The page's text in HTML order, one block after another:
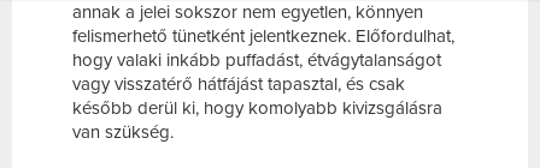
annak a jelei sokszor nem egyetlen, könnyen
felismerhető tünetként jelentkeznek. Előfordulhat,
hogy valaki inkább puffadást, étvágytalanságot
vagy visszatérő hátfájást tapasztal, és csak
később derül ki, hogy komolyabb kivizsgálásra
van szükség.